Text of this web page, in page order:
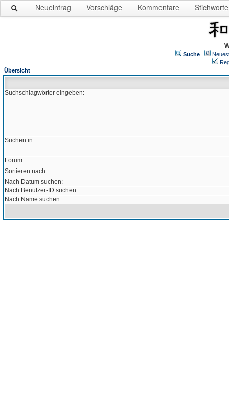
Neueintrag Vorschläge Kommentare Stichworte
Suche
Übersicht
Suchschlagwörter eingeben:
Suchen in:
Forum:
Sortieren nach:
Nach Datum suchen:
Nach Benutzer-ID suchen:
Nach Name suchen: